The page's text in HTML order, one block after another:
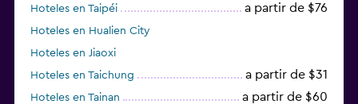
Hoteles en Taipéi a partir de $76
Hoteles en Hualien City
Hoteles en Jiaoxi
Hoteles en Taichung
a partir de $31
Hoteles en Tainan a partir de $60